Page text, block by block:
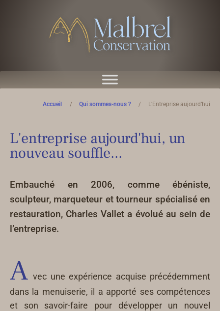
Accueil / Qui sommes-nous ? / L’Entreprise aujourd’hui
L'entreprise aujourd'hui, un
nouveau souffle...
Embauché en 2006, comme ébéniste,
sculpteur, marqueteur et tourneur spécialisé en
restauration, Charles Vallet a évolué au sein de
l’entreprise.
A vec une expérience acquise précédemment
dans la menuiserie, il a apporté ses compétences
et son savoir-faire pour développer un nouvel